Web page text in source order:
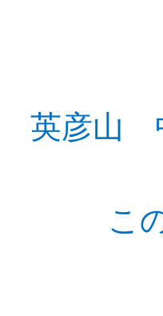
英彦山
こ